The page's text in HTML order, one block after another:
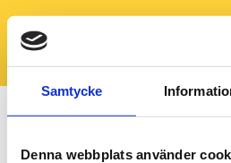
Samtycke
Denna webbplats använder